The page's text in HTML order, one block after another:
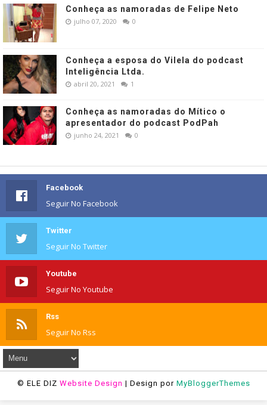
Conheça as namoradas de Felipe Neto
julho 07, 2020 0
Conheça a esposa do Vilela do podcast
Inteligência Ltda.
abril 20, 2021 1
Conheça as namoradas do Mítico o
apresentador do podcast PodPah
junho 24, 2021 0
Facebook
Seguir No Facebook
Twitter
Seguir No Twitter
Youtube
Seguir No Youtube
Rss
Seguir No Rss
© ELE DIZ Website Design | Design por MyBloggerThemes